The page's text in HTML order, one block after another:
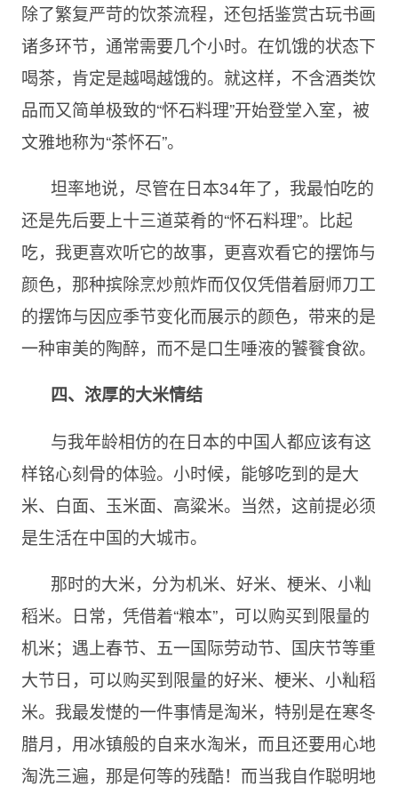
除了繁复严苛的饮茶流程，还包括鉴赏古玩书画
诸多环节，通常需要几个小时。在饥饿的状态下
喝茶，肯定是越喝越饿的。就这样，不含酒类饮
品而又简单极致的“怀石料理”开始登堂入室，被
文雅地称为“茶怀石”。
坦率地说，尽管在日本34年了，我最怕吃的
还是先后要上十三道菜肴的“怀石料理”。比起
吃，我更喜欢听它的故事，更喜欢看它的摆饰与
颜色，那种摈除烹炒煎炸而仅仅凭借着厨师刀工
的摆饰与因应季节变化而展示的颜色，带来的是
一种审美的陶醉，而不是口生唾液的饕餮食欲。
四、浓厚的大米情结
与我年龄相仿的在日本的中国人都应该有这
样铭心刻骨的体验。小时候，能够吃到的是大
米、白面、玉米面、高粱米。当然，这前提必须
是生活在中国的大城市。
那时的大米，分为机米、好米、梗米、小籼
稻米。日常，凭借着“粮本”，可以购买到限量的
机米；遇上春节、五一国际劳动节、国庆节等重
大节日，可以购买到限量的好米、梗米、小籼稻
米。我最发憷的一件事情是淘米，特别是在寒冬
腊月，用冰镇般的自来水淘米，而且还要用心地
淘洗三遍，那是何等的残酷！而当我自作聪明地